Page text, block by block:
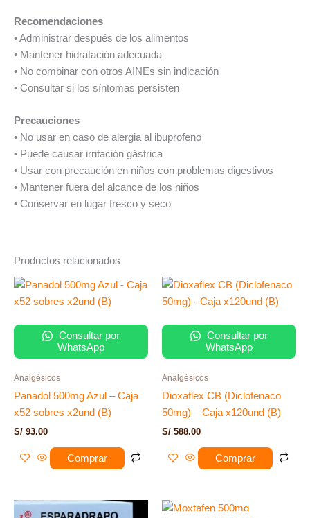
Recomendaciones
• Administrar después de los alimentos
• Mantener hidratación adecuada
• No combinar con otros AINEs sin indicación
• Consultar si los síntomas persisten
Precauciones
• No usar en caso de alergia al ibuprofeno
• Puede causar irritación gástrica
• Usar con precaución en niños con problemas digestivos
• Mantener fuera del alcance de los niños
• Conservar en lugar fresco y seco
Productos relacionados
Consultar por
WhatsApp
Analgésicos
Panadol 500mg Azul – Caja
x52 sobres x2und (B)
S/ 93.00
Comprar
Consultar por
WhatsApp
Analgésicos
Dioxaflex CB (Diclofenaco
50mg) – Caja x120und (B)
S/ 588.00
Comprar